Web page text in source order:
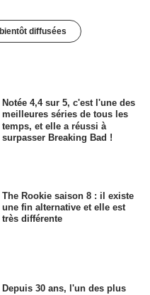
diffusées
Notée 4,4 sur 5, c'est l'une des
meilleures séries de tous les
temps, et elle a réussi à
surpasser Breaking Bad !
The Rookie saison 8 : il existe
une fin alternative et elle est
très différente
Depuis 30 ans, l'un des plus